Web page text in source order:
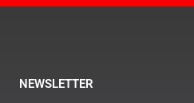
NEWSLETTER